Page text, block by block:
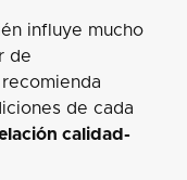
influye mucho
de
de cada
calidad-